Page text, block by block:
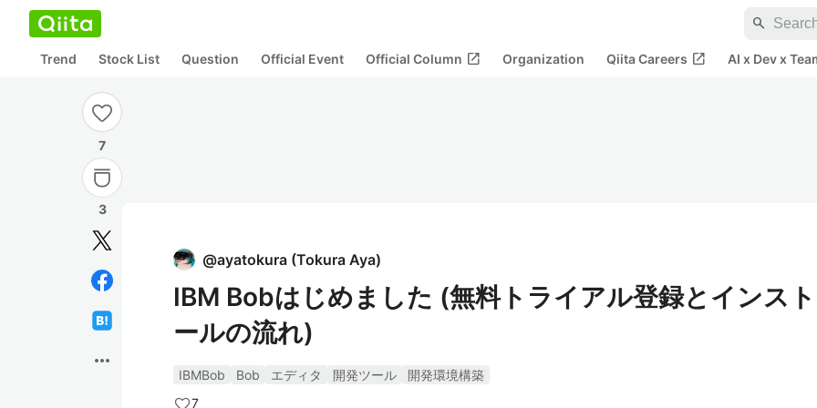
search
Trend Stock List Question Official Event Official Column open_in_new Organization Qiita Careers open_in_new AI x Dev x
7
3
more_horiz
@ayatokura (Tokura Aya)
IBM Bobはじめました (無料トライアル登録とインスト
ールの流れ)
IBMBob Bob エディタ 開発ツール
開発環境構築
7